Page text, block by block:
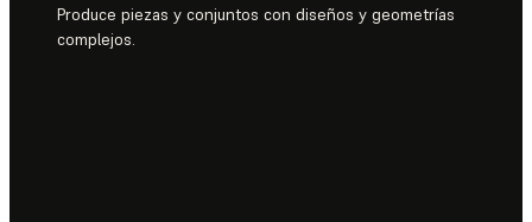
Produce piezas y conjuntos con diseños y geometrías
complejos.